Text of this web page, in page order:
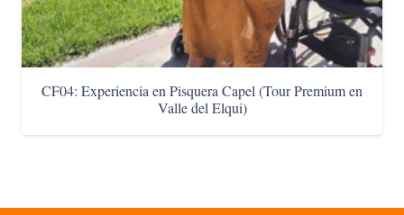
CF04: Experiencia en Pisquera Capel (Tour Premium en
Valle del Elqui)